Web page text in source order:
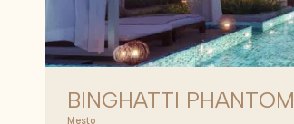
BINGHATTI PHANTOM
Mesto